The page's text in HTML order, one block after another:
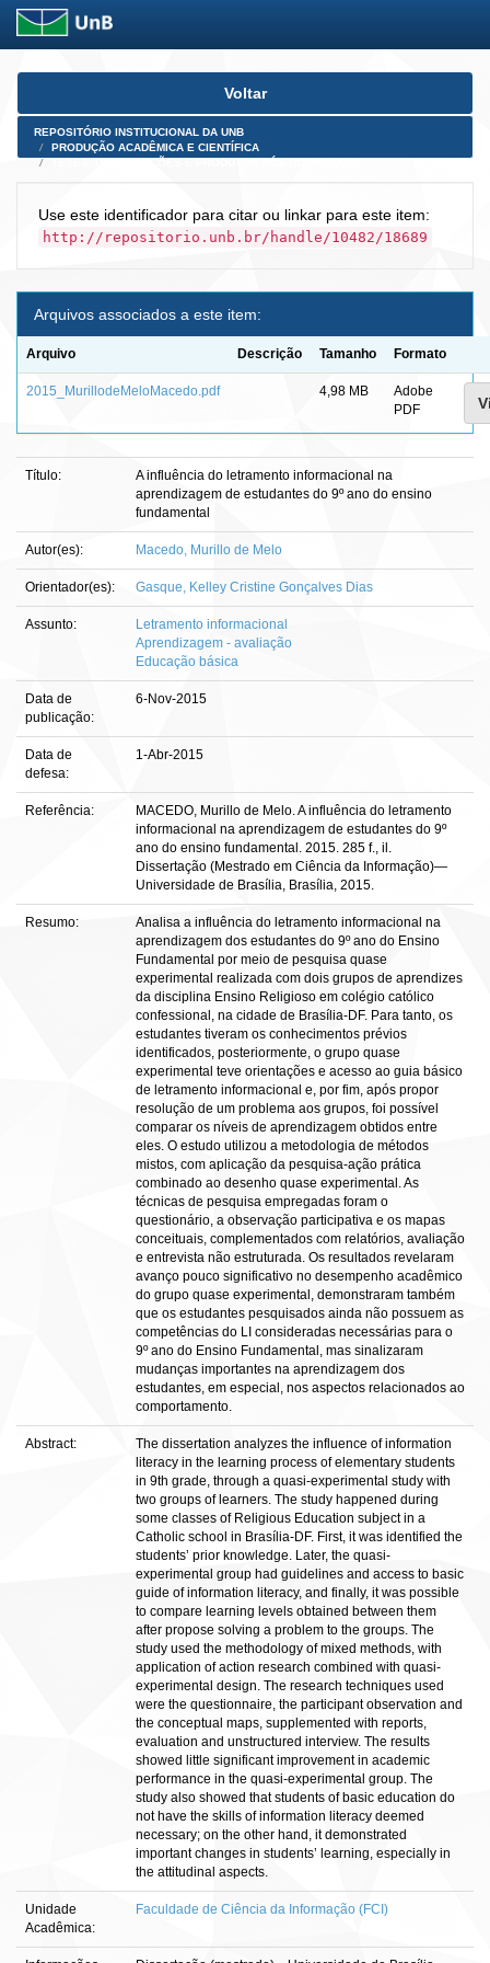
Skip
Voltar
REPOSITÓRIO INSTITUCIONAL DA UNB
PRODUÇÃO ACADÊMICA E CIENTÍFICA
Use este identificador para citar ou linkar para este item:
http://repositorio.unb.br/handle/10482/18689
Arquivos associados a este item:
Arquivo Descrição Tamanho Formato
2015_MurillodeMeloMacedo.pdf 4,98 MB
Adobe
PDF
Título:
A influência do letramento informacional na
aprendizagem de estudantes do 9º ano do ensino
fundamental
Autor(es): Macedo, Murillo de Melo
Orientador(es): Gasque, Kelley Cristine Gonçalves Dias
Assunto:
Letramento informacional
Aprendizagem - avaliação
Educação básica
Data de
publicação:
6-Nov-2015
Data de
defesa:
1-Abr-2015
Referência:
MACEDO, Murillo de Melo. A influência do letramento
informacional na aprendizagem de estudantes do 9º
ano do ensino fundamental. 2015. 285 f., il.
Dissertação (Mestrado em Ciência da Informação)—
Universidade de Brasília, Brasília, 2015.
Resumo:
Analisa a influência do letramento informacional na
aprendizagem dos estudantes do 9º ano do Ensino
Fundamental por meio de pesquisa quase
experimental realizada com dois grupos de aprendizes
da disciplina Ensino Religioso em colégio católico
confessional, na cidade de Brasília-DF. Para tanto, os
estudantes tiveram os conhecimentos prévios
identificados, posteriormente, o grupo quase
experimental teve orientações e acesso ao guia básico
de letramento informacional e, por fim, após propor
resolução de um problema aos grupos, foi possível
comparar os níveis de aprendizagem obtidos entre
eles. O estudo utilizou a metodologia de métodos
mistos, com aplicação da pesquisa-ação prática
combinado ao desenho quase experimental. As
técnicas de pesquisa empregadas foram o
questionário, a observação participativa e os mapas
conceituais, complementados com relatórios, avaliação
e entrevista não estruturada. Os resultados revelaram
avanço pouco significativo no desempenho acadêmico
do grupo quase experimental, demonstraram também
que os estudantes pesquisados ainda não possuem as
competências do LI consideradas necessárias para o
9º ano do Ensino Fundamental, mas sinalizaram
mudanças importantes na aprendizagem dos
estudantes, em especial, nos aspectos relacionados ao
comportamento.
Abstract:
The dissertation analyzes the influence of information
literacy in the learning process of elementary students
in 9th grade, through a quasi-experimental study with
two groups of learners. The study happened during
some classes of Religious Education subject in a
Catholic school in Brasília-DF. First, it was identified the
students’ prior knowledge. Later, the quasi-
experimental group had guidelines and access to basic
guide of information literacy, and finally, it was possible
to compare learning levels obtained between them
after propose solving a problem to the groups. The
study used the methodology of mixed methods, with
application of action research combined with quasi-
experimental design. The research techniques used
were the questionnaire, the participant observation and
the conceptual maps, supplemented with reports,
evaluation and unstructured interview. The results
showed little significant improvement in academic
performance in the quasi-experimental group. The
study also showed that students of basic education do
not have the skills of information literacy deemed
necessary; on the other hand, it demonstrated
important changes in students’ learning, especially in
the attitudinal aspects.
Unidade
Acadêmica:
Faculdade de Ciência da Informação (FCI)